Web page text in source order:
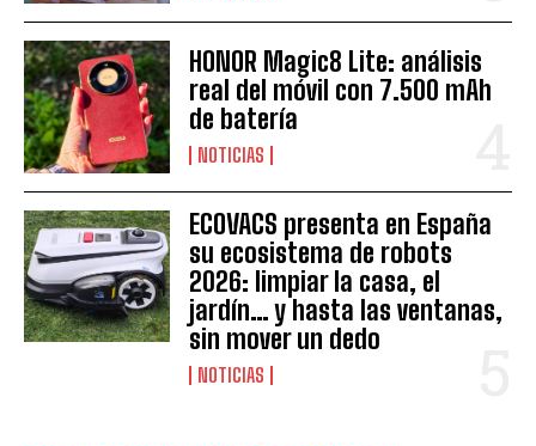
HONOR Magic8 Lite: análisis
real del móvil con 7.500 mAh
de batería
NOTICIAS
ECOVACS presenta en España
su ecosistema de robots
2026: limpiar la casa, el
jardín… y hasta las ventanas,
sin mover un dedo
NOTICIAS